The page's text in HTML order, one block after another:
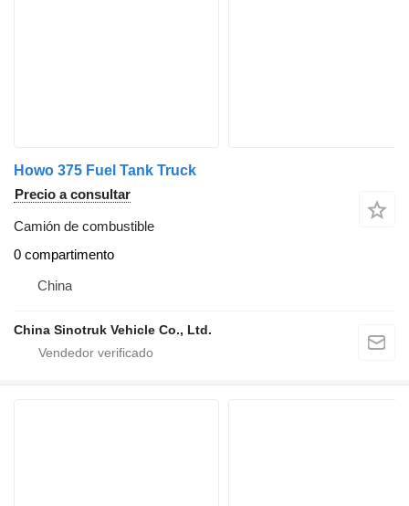
Howo 375 Fuel Tank Truck
Precio a consultar
Camión de combustible
0 compartimento
China
China Sinotruk Vehicle Co., Ltd.